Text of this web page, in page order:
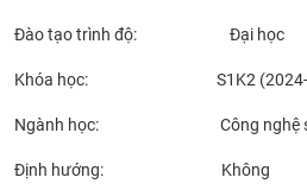
Đào tạo trình độ: Đại học
Khóa học: S1K2 (2024-
Ngành học: Công nghệ
Định hướng: Không